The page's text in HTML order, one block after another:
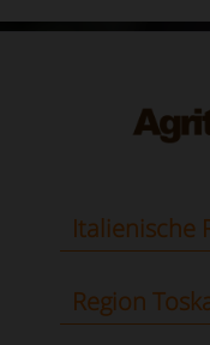
Italienische
Region